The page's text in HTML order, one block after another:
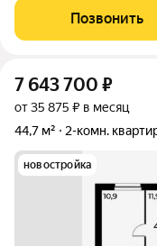
Позвонить
7 643 700 ₽
от 35 875 ₽ в месяц
44,7 м²
2-комн.
новостройка